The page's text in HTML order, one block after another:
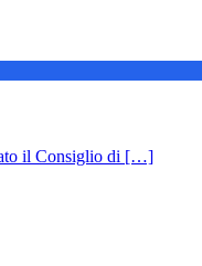
il Consiglio di […]